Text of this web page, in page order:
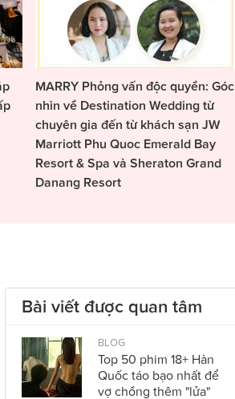
MARRY Phỏng vấn độc quyền: Góc
nhìn về Destination Wedding từ
chuyên gia đến từ khách sạn JW
Marriott Phu Quoc Emerald Bay
Resort & Spa và Sheraton Grand
Danang Resort
Bài viết được quan tâm
BLOG
Top 50 phim 18+ Hàn
Quốc táo bạo nhất để
vợ chồng thêm "lửa"